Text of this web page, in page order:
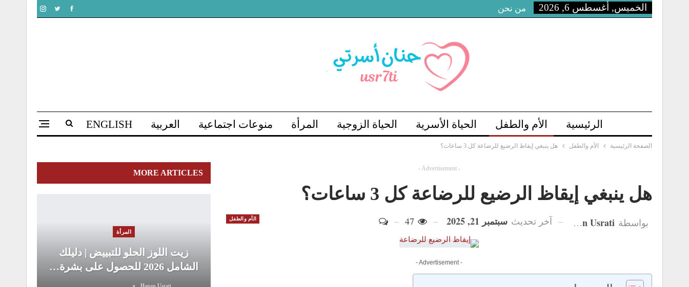
الخميس, أغسطس 6, 2026 من نحن
الرئيسية الأم والطفل الحياة الأسرية الحياة الزوجية المرأة منوعات اجتماعية العربية ENGLISH
الصفحة الرئيسية الأم والطفل هل ينبغي إيقاظ الرضيع للرضاعة كل 3 ساعات؟
- Advertisement -
هل ينبغي إيقاظ الرضيع للرضاعة كل 3 ساعات؟
الأم والطفل بواسطة Hanan Usrati آخر تحديث سبتمبر 21, 2025
- Advertisement -
MORE ARTICLES
المرأة
زيت اللوز الحلو للتبييض | دليلك
الشامل 2026 للحصول على بشرة…
Hanan Usrati